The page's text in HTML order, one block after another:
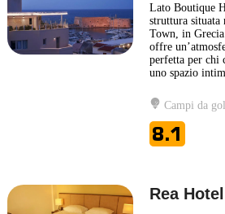
Lato Boutique
struttura
Town, in
offre
perfetta per chi
uno spazio
dotate di tutti i
soggiorno
presenta
sulla splendida
Campi da
8.1
Rea Hotel